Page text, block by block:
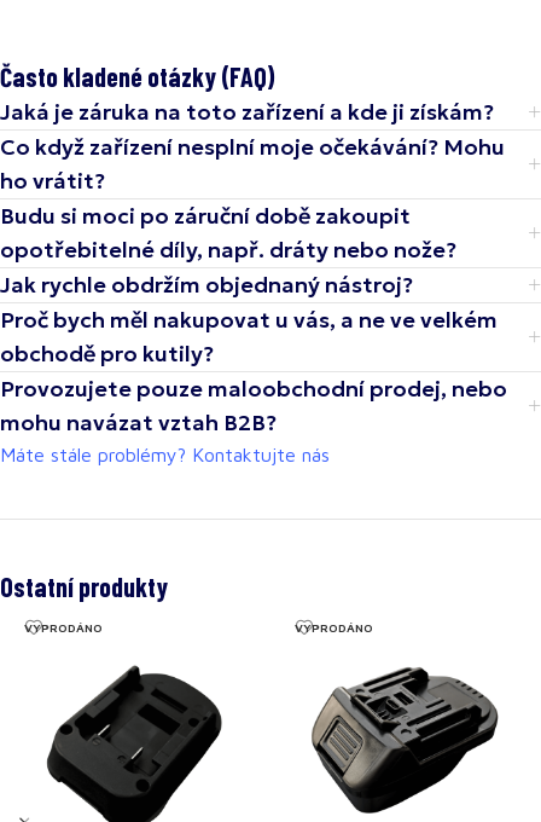
Často kladené otázky (FAQ)
Jaká je záruka na toto zařízení a kde ji získám?
Co když zařízení nesplní moje očekávání? Mohu
ho vrátit?
Budu si moci po záruční době zakoupit
opotřebitelné díly, např. dráty nebo nože?
Jak rychle obdržím objednaný nástroj?
Proč bych měl nakupovat u vás, a ne ve velkém
obchodě pro kutily?
Provozujete pouze maloobchodní prodej, nebo
mohu navázat vztah B2B?
Máte stále problémy? Kontaktujte nás
Ostatní produkty
VYPRODÁNO VYPRODÁNO